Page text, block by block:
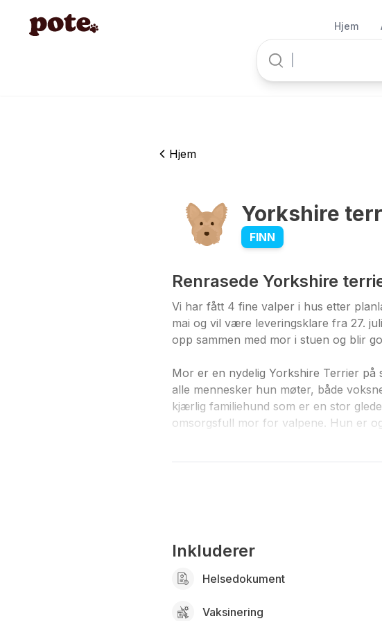
Hjem
Hjem
Yorkshire
FINN
Renrasede Yorkshire
Vi har fått 4 fine valper i hus etter
mai og vil være leveringsklare fra 27.
opp sammen med mor i stuen og blir
Mor er en nydelig Yorkshire Terrier på
alle mennesker hun møter, både
kjærlig familiehund som er en stor
omsorgsfull mor for valpene. Hun er
med kos i sofaen og på tur. Vår Athina
Yorkshire Terrier røyter svært lite, noe
Pelsen krever jevnlig stell for å holde
Inkluderer
Helsedokument
Vaksinering